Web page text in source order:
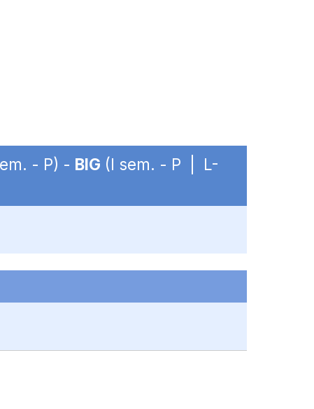
- P) - BIG (I sem. - P | L-